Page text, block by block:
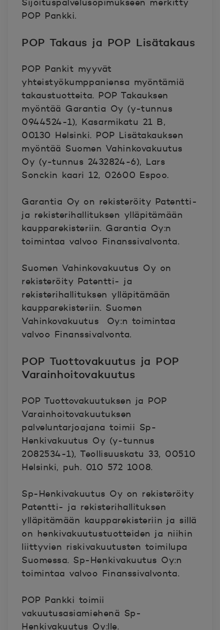
Sijoituspalvelusopimukseen merkitty
POP Pankki.
POP Takaus ja POP Lisätakaus
POP Pankit myyvät
yhteistyökumppaniensa myöntämiä
takaustuotteita. POP Takauksen
myöntää Garantia Oy (y-tunnus
0944524-1), Kasarmikatu 21 B,
00130 Helsinki. POP Lisätakauksen
myöntää Suomen Vahinkovakuutus
Oy (y-tunnus 2432824-6), Lars
Sonckin kaari 12, 02600 Espoo.
Garantia Oy on rekisteröity Patentti-
ja rekisterihallituksen ylläpitämään
kaupparekisteriin. Garantia Oy:n
toimintaa valvoo Finanssivalvonta.
Suomen Vahinkovakuutus Oy on
rekisteröity Patentti- ja
rekisterihallituksen ylläpitämään
kaupparekisteriin. Suomen
Vahinkovakuutus Oy:n toimintaa
valvoo Finanssivalvonta.
POP Tuottovakuutus ja POP
Varainhoitovakuutus
POP Tuottovakuutuksen ja POP
Varainhoitovakuutuksen
palveluntarjoajana toimii Sp-
Henkivakuutus Oy (y-tunnus
2082534-1), Teollisuuskatu 33, 00510
Helsinki, puh. 010 572 1008.
Sp-Henkivakuutus Oy on rekisteröity
Patentti- ja rekisterihallituksen
ylläpitämään kaupparekisteriin ja sillä
on henkivakuutustuotteiden ja niihin
liittyvien riskivakuutusten toimilupa
Suomessa. Sp-Henkivakuutus Oy:n
toimintaa valvoo Finanssivalvonta.
POP Pankki toimii
vakuutusasiamiehenä Sp-
Henkivakuutus Oy:lle.